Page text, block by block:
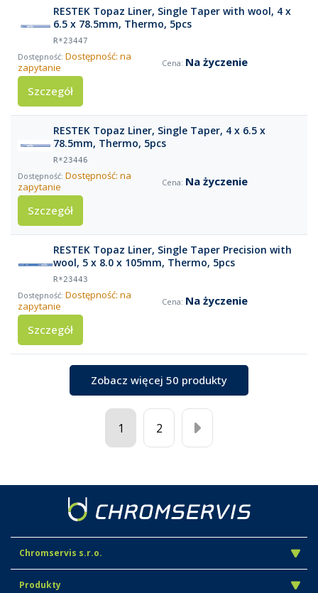
RESTEK Topaz Liner, Single Taper with wool, 4 x
6.5 x 78.5mm, Thermo, 5pcs
R*23447
Dostępność: na
zapytanie
Na życzenie
Szczegół
RESTEK Topaz Liner, Single Taper, 4 x 6.5 x
78.5mm, Thermo, 5pcs
R*23446
Dostępność: na
zapytanie
Na życzenie
Szczegół
RESTEK Topaz Liner, Single Taper Precision with
wool, 5 x 8.0 x 105mm, Thermo, 5pcs
R*23443
Dostępność: na
zapytanie
Na życzenie
Szczegół
Zobacz więcej 50 produkty
1 2
Chromservis s.r.o.
Produkty